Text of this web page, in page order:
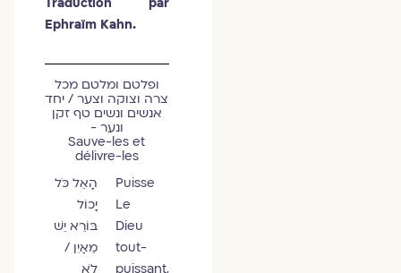
Ephraïm Kahn.
ופלטם ומלטם מכל
צרה וצוקה וצער / יחד
אנשים ונשים טף זקן
ונער -
Sauve-les et
délivre-les
Puisse
Le
Dieu
tout-
puissant,
הָאֵל כֹּל
יָכוֹל
בּוֹרֵא יֵשׁ
מֵאַיִן /
לֹא